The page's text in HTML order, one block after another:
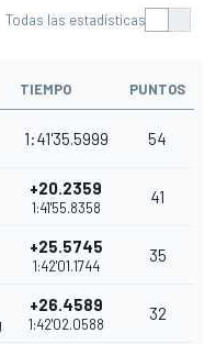
Todas las estadísticas
TIEMPO PUNTOS
1:41'35.5999 54
+20.2359
1:41'55.8358
41
+25.5745
1:42'01.1744
35
+26.4589
1:42'02.0588
32